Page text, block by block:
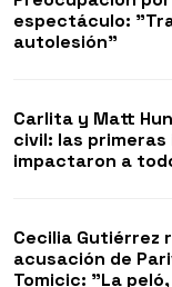
espectáculo:
autolesión"
Carlita y Matt
civil: las
impactaron a
Cecilia Gutiérrez
acusación de
Tomicic: "La